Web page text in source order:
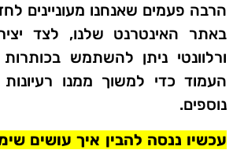
הרבה פעמים שאנחנו מעוניינים
באתר האינטרנט שלנו, לצד
ורלוונטי ניתן להשתמש
העמוד כדי למשוך ממנו רעיונות
נוספים.